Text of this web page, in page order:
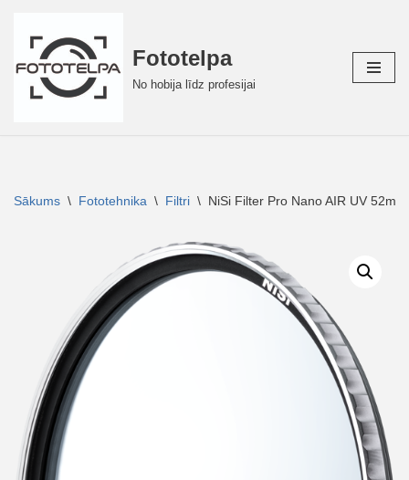
Skip
to
content
Fototelpa
No hobija līdz profesijai
Sākums \ Fototehnika \ Filtri \ NiSi Filter Pro Nano AIR UV 52mm